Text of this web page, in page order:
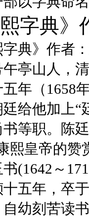
熙字典
》作者：
亭山人，
年（1658
给他加上“
等职。陈
熙皇帝的赞
～
五年，卒
幼刻苦读